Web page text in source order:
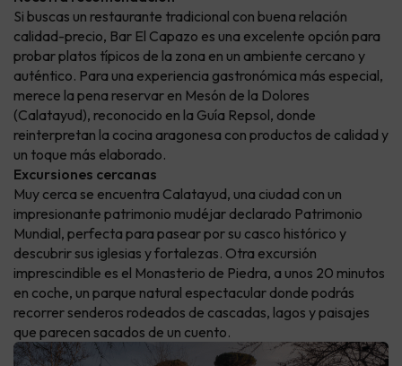
Si buscas un restaurante tradicional con buena relación
calidad-precio, Bar El Capazo es una excelente opción para
probar platos típicos de la zona en un ambiente cercano y
auténtico. Para una experiencia gastronómica más especial,
merece la pena reservar en Mesón de la Dolores
(Calatayud), reconocido en la Guía Repsol, donde
reinterpretan la cocina aragonesa con productos de calidad y
un toque más elaborado.
Excursiones cercanas
Muy cerca se encuentra Calatayud, una ciudad con un
impresionante patrimonio mudéjar declarado Patrimonio
Mundial, perfecta para pasear por su casco histórico y
descubrir sus iglesias y fortalezas. Otra excursión
imprescindible es el Monasterio de Piedra, a unos 20 minutos
en coche, un parque natural espectacular donde podrás
recorrer senderos rodeados de cascadas, lagos y paisajes
que parecen sacados de un cuento.